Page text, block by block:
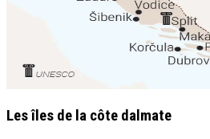
Les îles de la côte dalmate